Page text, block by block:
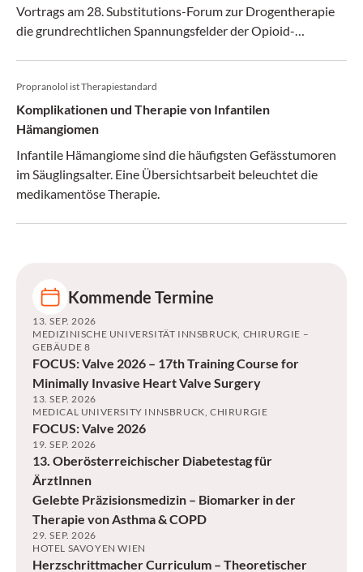
Vortrags am 28. Substitutions-Forum zur Drogentherapie
die grundrechtlichen Spannungsfelder der Opioid-
Propranolol ist Therapiestandard
Komplikationen und Therapie von Infantilen
Hämangiomen
Infantile Hämangiome sind die häufigsten Gefässtumoren
im Säuglingsalter. Eine Übersichtsarbeit beleuchtet die
medikamentöse Therapie.
Kommende Termine
13. SEP. 2026
MEDIZINISCHE UNIVERSITÄT INNSBRUCK, CHIRURGIE –
GEBÄUDE 8
FOCUS: Valve 2026 – 17th Training Course for
Minimally Invasive Heart Valve Surgery
13. SEP. 2026
MEDICAL UNIVERSITY INNSBRUCK, CHIRURGIE
FOCUS: Valve 2026
19. SEP. 2026
13. Oberösterreichischer Diabetestag für
ÄrztInnen
Gelebte Präzisionsmedizin – Biomarker in der
Therapie von Asthma & COPD
29. SEP. 2026
HOTEL SAVOYEN WIEN
Herzschrittmacher Curriculum – Theoretischer